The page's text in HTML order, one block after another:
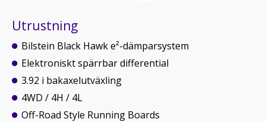
Utrustning
Bilstein Black Hawk e²-dämparsystem
Elektroniskt spärrbar differential
3.92 i bakaxelutväxling
4WD / 4H / 4L
Off-Road Style Running Boards